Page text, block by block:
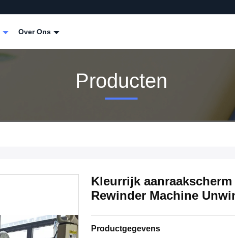
Over Ons
Producten
Kleurrijk
Rewinder Machine
Productgegevens